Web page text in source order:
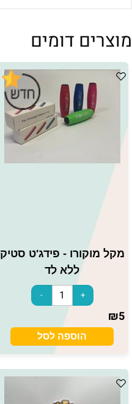
מוצרים דומים
מקל מוקורו - פידג'ט סטיק
ללא לד
₪5
הוספה לסל